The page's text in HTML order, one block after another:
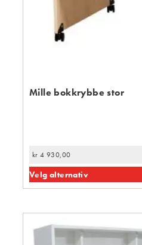
Mille bokkrybbe stor
kr 4 930,00
Velg alternativ